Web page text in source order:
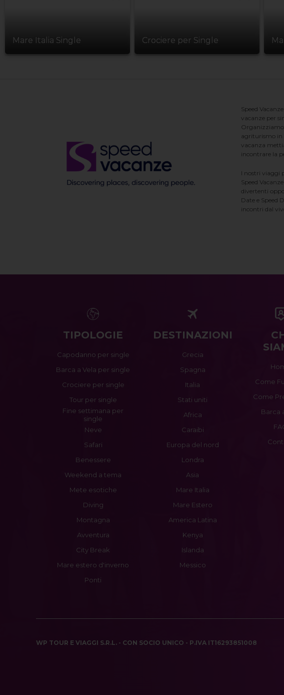
Mare Italia Single Crociere per Single
Speed
vacanze per
Organizziamo
agriturismo in
vacanza
incontrare la
I nostri viaggi
Speed
divertenti
Date e Speed
incontri dal
TIPOLOGIE
Capodanno per single
Barca a Vela per single
Crociere per single
Tour per single
Fine settimana per
single
Neve
Safari
Benessere
Weekend a tema
Mete esotiche
Diving
Montagna
Avventura
City Break
Mare estero d'inverno
Ponti
DESTINAZIONI
Grecia
Spagna
Italia
Stati uniti
Africa
Caraibi
Europa del nord
Londra
Asia
Mare Italia
Mare Estero
America Latina
Kenya
Islanda
Messico
Come
Come
Barca
WP TOUR E VIAGGI S.R.L. - CON SOCIO UNICO - P.IVA IT16293851008